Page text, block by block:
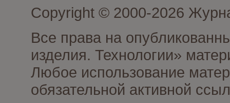
Copyright © 2000-2026
Все права на
изделия. Технологии»
Любое использование
обязательной активной